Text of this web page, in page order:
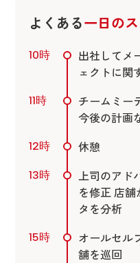
よくある一日の
10時
出社してメ
ェクトに関
11時
チームミー
今後の計画
12時 休憩
13時
上司のアド
を修正 店
タを分析
15時
オールセル
舗を巡回